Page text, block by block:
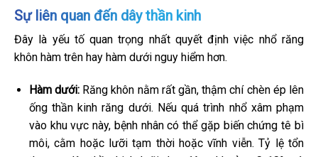
Sự liên quan đến dây thần kinh
Đây là yếu tố quan trọng nhất quyết định việc nhổ răng
khôn hàm trên hay hàm dưới nguy hiểm hơn.
Hàm dưới: Răng khôn nằm rất gần, thậm chí chèn ép lên
ống thần kinh răng dưới. Nếu quá trình nhổ xâm phạm
vào khu vực này, bệnh nhân có thể gặp biến chứng tê bì
môi, cằm hoặc lưỡi tạm thời hoặc vĩnh viễn. Tỷ lệ tổn